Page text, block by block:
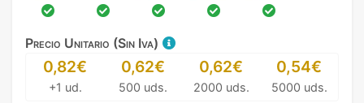
Precio Unitario (Sin Iva)
0,82€
+1 ud.
0,62€
500 uds.
0,62€
2000 uds.
0,54€
5000 uds.